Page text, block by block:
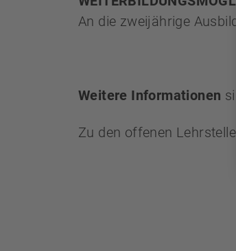
An die zweijährige
Weitere Informationen
Zu den offenen